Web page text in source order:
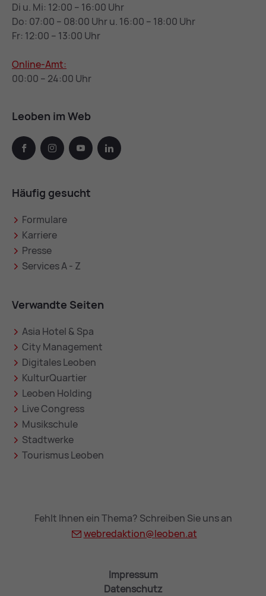
Di u. Mi: 12:00 – 16:00 Uhr
Do: 07:00 – 08:00 Uhr u. 16:00 – 18:00 Uhr
Fr: 12:00 – 13:00 Uhr
Online-Amt:
00:00 – 24:00 Uhr
Leoben im Web
facebook instagramyoutube linkedin
Häufig gesucht
Formulare
Karriere
Presse
Services A - Z
Verwandte Seiten
Asia Hotel & Spa
City Management
Digitales Leoben
KulturQuartier
Leoben Holding
Live Congress
Musikschule
Stadtwerke
Tourismus Leoben
Fehlt Ihnen ein Thema? Schreiben Sie uns an
webredaktion@leoben.at
Impressum
Datenschutz